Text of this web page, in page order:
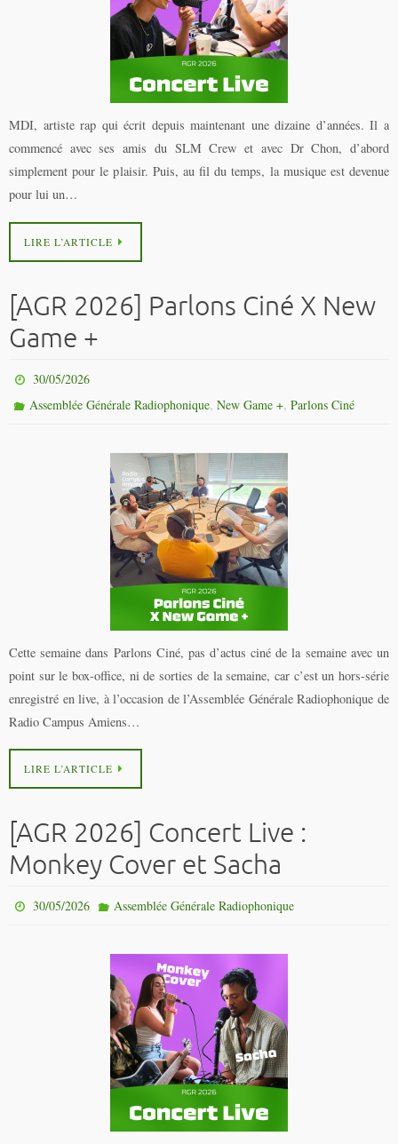
MDI, artiste rap qui écrit depuis maintenant une dizaine d’années. Il a
commencé avec ses amis du SLM Crew et avec Dr Chon, d’abord
simplement pour le plaisir. Puis, au fil du temps, la musique est devenue
pour lui un…
LIRE L’ARTICLE
[AGR 2026] Parlons Ciné X New
Game +
30/05/2026
Assemblée Générale Radiophonique,New Game +,Parlons Ciné
Cette semaine dans Parlons Ciné, pas d’actus ciné de la semaine avec un
point sur le box-office, ni de sorties de la semaine, car c’est un hors-série
enregistré en live, à l’occasion de l’Assemblée Générale Radiophonique de
Radio Campus Amiens…
LIRE L’ARTICLE
[AGR 2026] Concert Live :
Monkey Cover et Sacha
30/05/2026 Assemblée Générale Radiophonique